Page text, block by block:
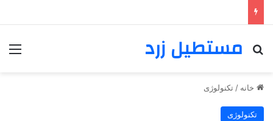
مستطیل زرد
خانه / تکنولوژی
تکنولوژی